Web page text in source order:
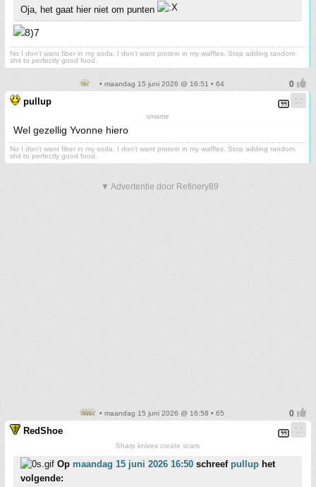
Oja, het gaat hier niet om punten
No I don't want fiber in my soda. I don't want protein in my waffles. Stop adding random
shit to perfectly good food.
• maandag 15 juni 2026 @ 16:51 • 64
pullup
smartie
Wel gezellig Yvonne hiero
No I don't want fiber in my soda. I don't want protein in my waffles. Stop adding random
shit to perfectly good food.
▼ Advertentie door Refinery89
• maandag 15 juni 2026 @ 16:58 • 65
RedShoe
Sharp knives create scars
Op maandag 15 juni 2026 16:50 schreef pullup het
volgende: